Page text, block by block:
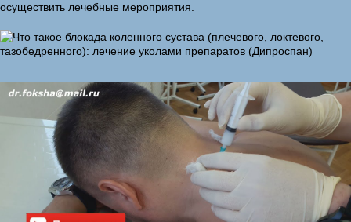
осуществить лечебные мероприятия.